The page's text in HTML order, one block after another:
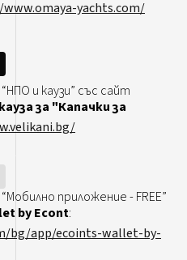
yachts.com/
и каузи” със сайт
за "Капачки за
приложение - FREE”
by Econt:
bg/app/ecoints-wallet-by-